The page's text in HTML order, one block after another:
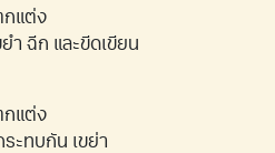
กแต่ง
ำ ฉีก และขีดเขียน
กแต่ง
ระทบกัน เขย่า